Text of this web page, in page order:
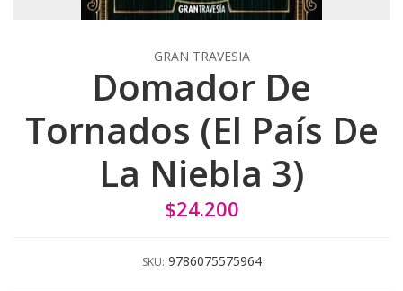
GRAN TRAVESIA
Domador De
Tornados (El País De
La Niebla 3)
$24.200
SKU: 9786075575964